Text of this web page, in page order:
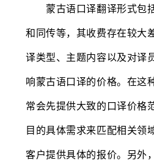
蒙古语口译翻译形式包
和同传等，其收费存在较大
译类型、主题内容以及对译
响蒙古语口译的价格。在这
常会先提供大致的口译价格
目的具体需求来匹配相关领
客户提供具体的报价。另外